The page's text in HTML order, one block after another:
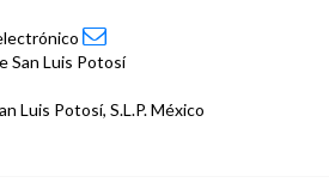
San Luis Potosí
Luis Potosí, S.L.P. México